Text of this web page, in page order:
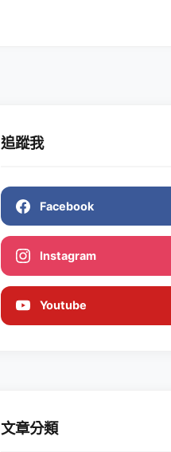
追蹤我
Facebook
Instagram
Youtube
文章分類